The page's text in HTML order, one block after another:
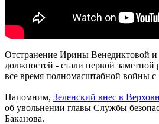
Отстранение Ирины Венедиктовой и
должностей - стали первой заметной
все время полномасштабной войны с
Напомним, Зеленский внес в
об увольнении главы Службы
Баканова.